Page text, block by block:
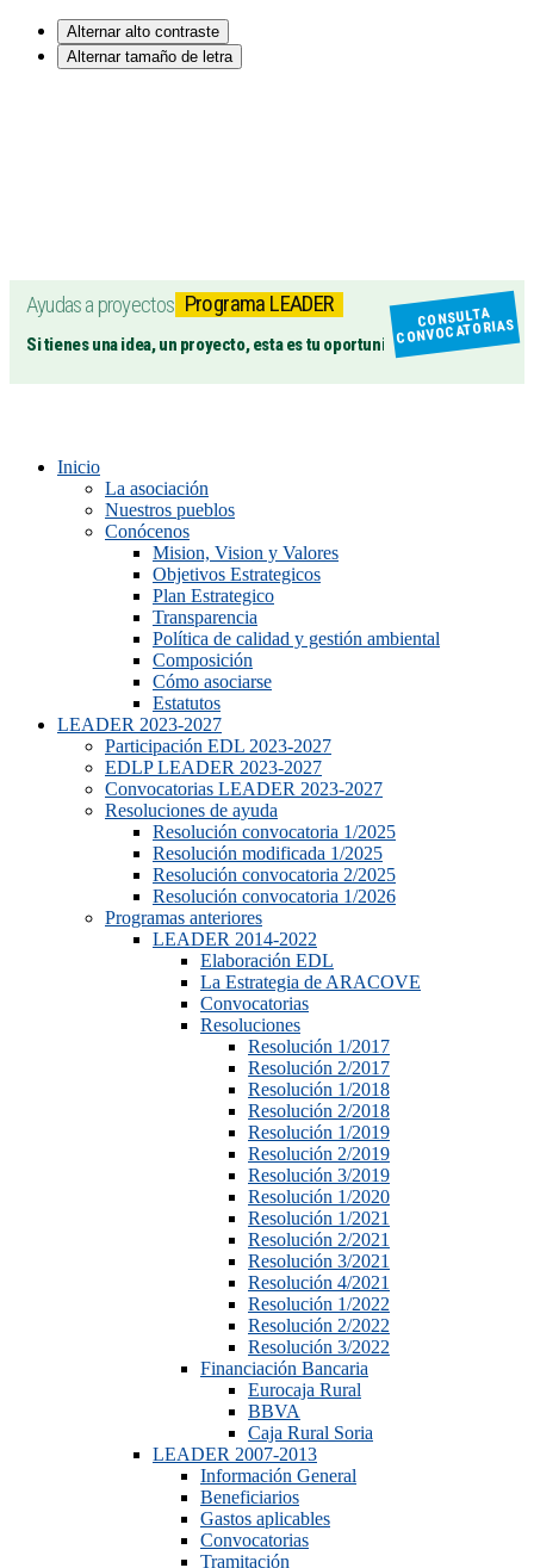
Alternar alto contraste
Alternar tamaño de letra
Ayudas a proyectos Programa LEADER
Si tienes una idea, un proyecto, esta es tu oportunidad
CONSULTA
CONVOCATORIAS
Inicio
La asociación
Nuestros pueblos
Conócenos
Mision, Vision y Valores
Objetivos Estrategicos
Plan Estrategico
Transparencia
Política de calidad y gestión ambiental
Composición
Cómo asociarse
Estatutos
LEADER 2023-2027
Participación EDL 2023-2027
EDLP LEADER 2023-2027
Convocatorias LEADER 2023-2027
Resoluciones de ayuda
Resolución convocatoria 1/2025
Resolución modificada 1/2025
Resolución convocatoria 2/2025
Resolución convocatoria 1/2026
Programas anteriores
LEADER 2014-2022
Elaboración EDL
La Estrategia de ARACOVE
Convocatorias
Resoluciones
Resolución 1/2017
Resolución 2/2017
Resolución 1/2018
Resolución 2/2018
Resolución 1/2019
Resolución 2/2019
Resolución 3/2019
Resolución 1/2020
Resolución 1/2021
Resolución 2/2021
Resolución 3/2021
Resolución 4/2021
Resolución 1/2022
Resolución 2/2022
Resolución 3/2022
Financiación Bancaria
Eurocaja Rural
BBVA
Caja Rural Soria
LEADER 2007-2013
Información General
Beneficiarios
Gastos aplicables
Convocatorias
Tramitación